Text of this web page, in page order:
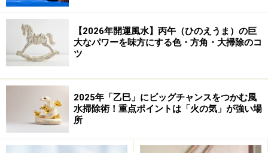
〇広さ、寸法で心がけること
・リビングは10～12畳以上、ダイニングは6畳以上を目
安にスペースを確保
・天井の高さは最低2.3m以上とし、高さに変化をつける
など開放感を演出させる工夫をするとよい。
↓
【2026年開運風水】丙午（ひのえうま）の巨
大なパワーを味方にする色・方角・大掃除のコ
ツ
2025年「乙巳」にビッグチャンスをつかむ風
水掃除術！重点ポイントは「火の気」が強い場
所